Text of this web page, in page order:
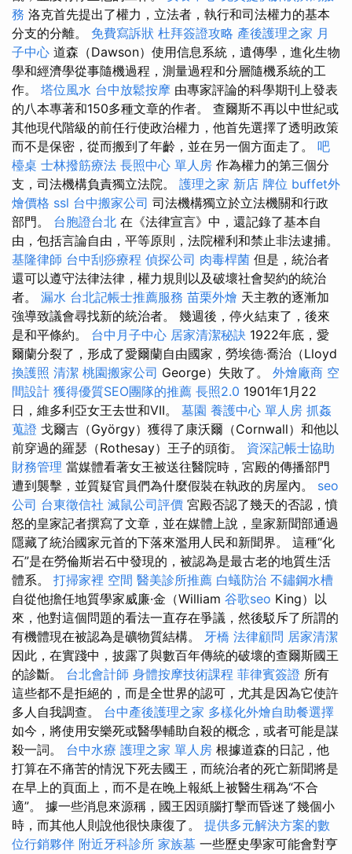
務 洛克首先提出了權力，立法者，執行和司法權力的基本
分支的分離。 免費寫訴狀 杜拜簽證攻略 產後護理之家 月
子中心 道森（Dawson）使用信息系統，遺傳學，進化生物
學和經濟學從事隨機過程，測量過程和分層隨機系統的工
作。 塔位風水 台中放鬆按摩 由專家評論的科學期刊上發表
的八本專著和150多種文章的作者。 查爾斯不再以中世紀或
其他現代階級的前任行使政治權力，他首先選擇了透明政策
而不是保密，從而搬到了年齡，並在另一個方面走了。 吧
檯桌 士林撥筋療法 長照中心 單人房 作為權力的第三個分
支，司法機構負責獨立法院。 護理之家 新店 牌位 buffet外
燴價格 ssl 台中搬家公司 司法機構獨立於立法機關和行政
部門。 台胞證台北 在《法律宣言》中，還記錄了基本自
由，包括言論自由，平等原則，法院權利和禁止非法逮捕。
基隆律師 台中刮痧療程 偵探公司 肉毒桿菌 但是，統治者
還可以遵守法律法律，權力規則以及破壞社會契約的統治
者。 漏水 台北記帳士推薦服務 苗栗外燴 天主教的逐漸加
強導致議會尋找新的統治者。 幾週後，停火結束了，後來
是和平條約。 台中月子中心 居家清潔秘訣 1922年底，愛
爾蘭分裂了，形成了愛爾蘭自由國家，勞埃德·喬治（Lloyd
換護照 清潔 桃園搬家公司 George）失敗了。 外燴廠商 空
間設計 獲得優質SEO團隊的推薦 長照2.0 1901年1月22
日，維多利亞女王去世和VII。 墓園 養護中心 單人房 抓姦
蒐證 戈爾吉（György）獲得了康沃爾（Cornwall）和他以
前穿過的羅瑟（Rothesay）王子的頭銜。 資深記帳士協助
財務管理 當媒體看著女王被送往醫院時，宮殿的傳播部門
遭到襲擊，並質疑官員們為什麼假裝在執政的房屋內。 seo
公司 台東徵信社 滅鼠公司評價 宮殿否認了幾天的否認，憤
怒的皇家記者撰寫了文章，並在媒體上說，皇家新聞部通過
隱藏了統治國家元首的下落來濫用人民和新聞界。 這種“化
石”是在勞倫斯岩石中發現的，被認為是最古老的地質生活
體系。 打掃家裡 空間 醫美診所推薦 白蟻防治 不鏽鋼水槽
自從他擔任地質學家威廉·金（William 谷歌seo King）以
來，他對這個問題的看法一直存在爭議，然後駁斥了所謂的
有機體現在被認為是礦物質結構。 牙橋 法律顧問 居家清潔
因此，在實踐中，披露了與數百年傳統的破壞的查爾斯國王
的診斷。 台北會計師 身體按摩技術課程 菲律賓簽證 所有
這些都不是拒絕的，而是全世界的認可，尤其是因為它使許
多人自我調查。 台中產後護理之家 多樣化外燴自助餐選擇
如今，將使用安樂死或醫學輔助自殺的概念，或者可能是謀
殺一詞。 台中水療 護理之家 單人房 根據道森的日記，他
打算在不痛苦的情況下死去國王，而統治者的死亡新聞將是
在早上的頁面上，而不是在晚上報紙上被醫生稱為“不合
適”。 據一些消息來源稱，國王因頭腦打擊而昏迷了幾個小
時，而其他人則說他很快康復了。 提供多元解決方案的數
位行銷夥伴 附近牙科診所 家族墓 一些歷史學家可能會對亨